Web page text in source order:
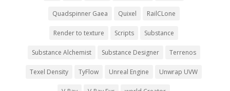
Quadspinner Gaea Quixel RailCLone
Render to texture Scripts Substance
Substance Alchemist Substance Designer Terrenos
Texel Density TyFlow Unreal Engine Unwrap UVW